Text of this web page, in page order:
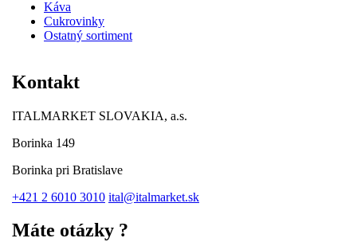
Káva
Cukrovinky
Ostatný sortiment
Kontakt
ITALMARKET SLOVAKIA, a.s.
Borinka 149
Borinka pri Bratislave
+421 2 6010 3010 ital@italmarket.sk
Máte otázky ?